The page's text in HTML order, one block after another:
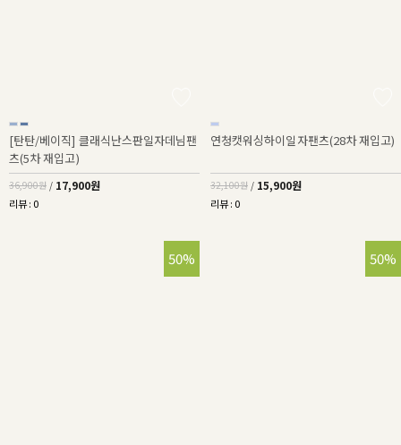
[탄탄/베이직] 클래식난스판일자데님팬
츠(5차 재입고)
36,900원 / 17,900원
리뷰 : 0
연청캣워싱하이일자팬츠(28차 재입고)
32,100원 / 15,900원
리뷰 : 0
50% 50%